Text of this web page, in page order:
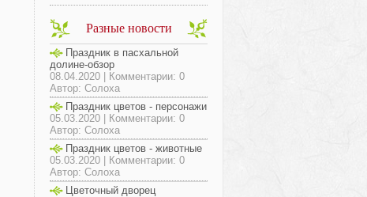
Разные новости
Праздник в пасхальной
долине-обзор
08.04.2020 | Комментарии: 0
Автор: Солоха
Праздник цветов - персонажи
05.03.2020 | Комментарии: 0
Автор: Солоха
Праздник цветов - животные
05.03.2020 | Комментарии: 0
Автор: Солоха
Цветочный дворец